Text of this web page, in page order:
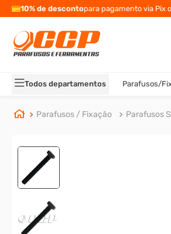
10% de descontopara pagamento via Pix
Todos departamentos Parafusos/
Parafusos / Fixação Parafusos
TERMOS MAIS BUSCADOS
2º
porca
3º
arruela
º
cupilha
parafuso allen 5
º
sextavado
rodizio